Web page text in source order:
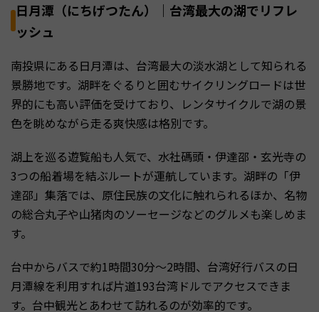
日月潭（にちげつたん）｜台湾最大の湖でリフレ
ッシュ
南投県にある日月潭は、台湾最大の淡水湖として知られる
景勝地です。湖畔をぐるりと囲むサイクリングロードは世
界的にも高い評価を受けており、レンタサイクルで湖の景
色を眺めながら走る爽快感は格別です。
湖上を巡る遊覧船も人気で、水社碼頭・伊達邵・玄光寺の
3つの船着場を結ぶルートが運航しています。湖畔の「伊
達邵」集落では、原住民族の文化に触れられるほか、名物
の総合丸子や山猪肉のソーセージなどのグルメも楽しめま
す。
台中からバスで約1時間30分〜2時間、台湾好行バスの日
月潭線を利用すれば片道193台湾ドルでアクセスできま
す。台中観光とあわせて訪れるのが効率的です。